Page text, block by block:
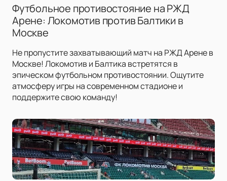
Футбольное противостояние на РЖД
Арене: Локомотив против Балтики в
Москве
Не пропустите захватывающий матч на РЖД Арене в
Москве! Локомотив и Балтика встретятся в
эпическом футбольном противостоянии. Ощутите
атмосферу игры на современном стадионе и
поддержите свою команду!